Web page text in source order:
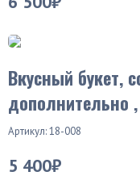
Вкусный букет,
дополнительно
Артикул: 18-008
5 400₽